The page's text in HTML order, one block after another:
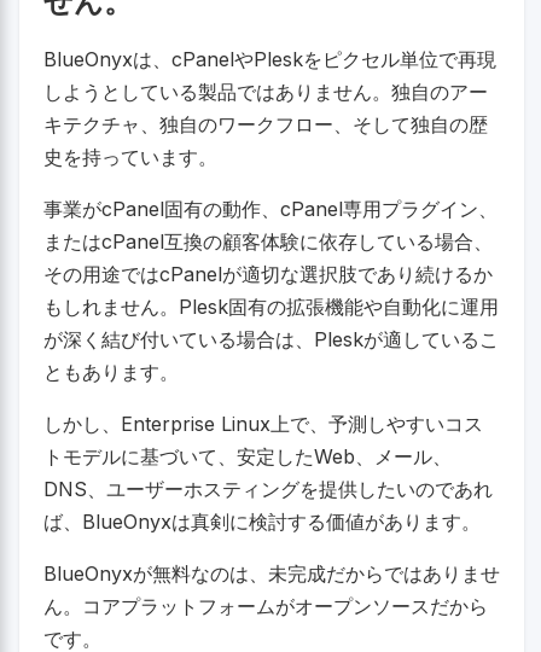
BlueOnyxは、cPanelやPleskをピクセル単位で再現
しようとしている製品ではありません。独自のアー
キテクチャ、独自のワークフロー、そして独自の歴
史を持っています。
事業がcPanel固有の動作、cPanel専用プラグイン、
またはcPanel互換の顧客体験に依存している場合、
その用途ではcPanelが適切な選択肢であり続けるか
もしれません。Plesk固有の拡張機能や自動化に運用
が深く結び付いている場合は、Pleskが適しているこ
ともあります。
しかし、Enterprise Linux上で、予測しやすいコス
トモデルに基づいて、安定したWeb、メール、
DNS、ユーザーホスティングを提供したいのであれ
ば、BlueOnyxは真剣に検討する価値があります。
BlueOnyxが無料なのは、未完成だからではありませ
ん。コアプラットフォームがオープンソースだから
です。